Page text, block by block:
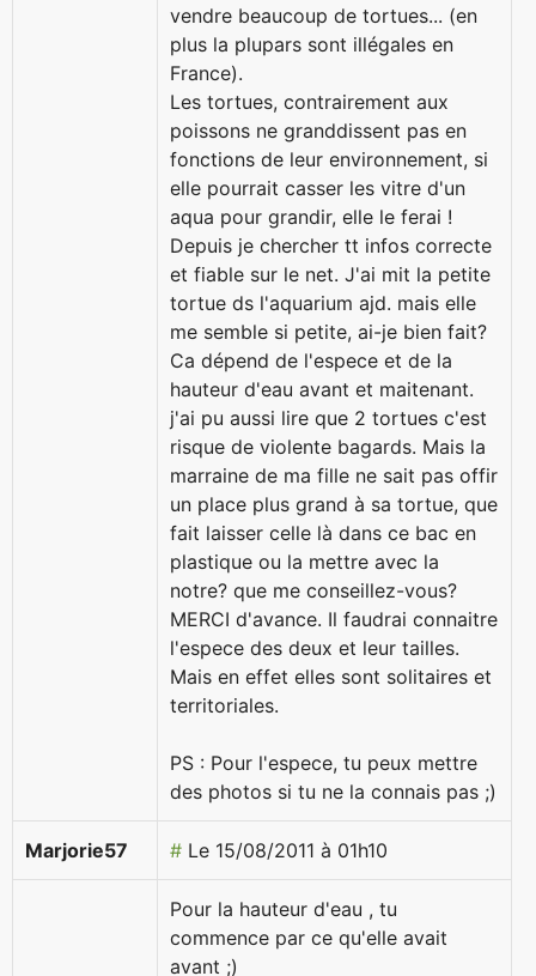
vendre beaucoup de tortues... (en
plus la plupars sont illégales en
France).
Les tortues, contrairement aux
poissons ne granddissent pas en
fonctions de leur environnement, si
elle pourrait casser les vitre d'un
aqua pour grandir, elle le ferai !
Depuis je chercher tt infos correcte
et fiable sur le net. J'ai mit la petite
tortue ds l'aquarium ajd. mais elle
me semble si petite, ai-je bien fait?
Ca dépend de l'espece et de la
hauteur d'eau avant et maitenant.
j'ai pu aussi lire que 2 tortues c'est
risque de violente bagards. Mais la
marraine de ma fille ne sait pas offir
un place plus grand à sa tortue, que
fait laisser celle là dans ce bac en
plastique ou la mettre avec la
notre? que me conseillez-vous?
MERCI d'avance. Il faudrai connaitre
l'espece des deux et leur tailles.
Mais en effet elles sont solitaires et
territoriales.
PS : Pour l'espece, tu peux mettre
des photos si tu ne la connais pas ;)
Marjorie57 # Le 15/08/2011 à 01h10
Pour la hauteur d'eau , tu
commence par ce qu'elle avait
avant ;)